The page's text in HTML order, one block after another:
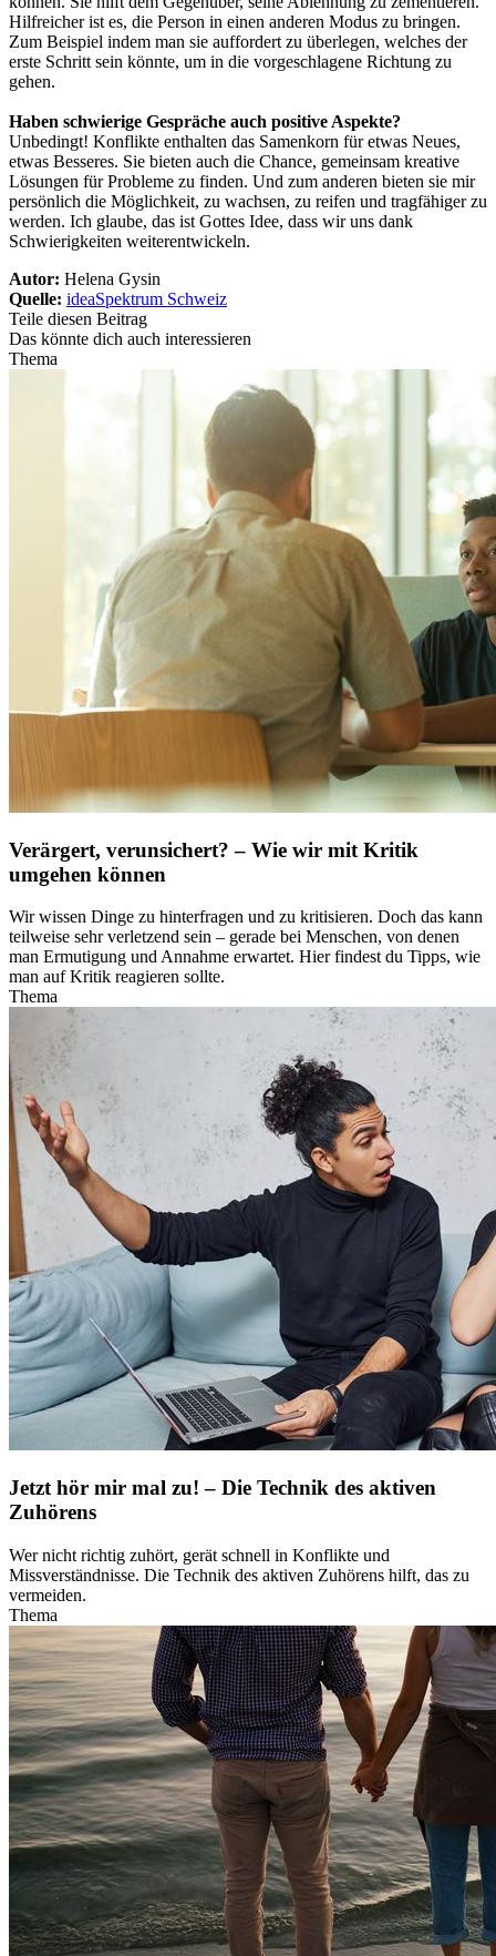
Hilfreicher ist es, die Person in einen anderen Modus zu bringen.
Zum Beispiel indem man sie auffordert zu überlegen, welches der
erste Schritt sein könnte, um in die vorgeschlagene Richtung zu
gehen.
Haben schwierige Gespräche auch positive Aspekte?
Unbedingt! Konflikte enthalten das Samenkorn für etwas Neues,
etwas Besseres. Sie bieten auch die Chance, gemeinsam kreative
Lösungen für Probleme zu finden. Und zum anderen bieten sie mir
persönlich die Möglichkeit, zu wachsen, zu reifen und tragfähiger zu
werden. Ich glaube, das ist Gottes Idee, dass wir uns dank
Schwierigkeiten weiterentwickeln.
Autor: Helena Gysin
Quelle: ideaSpektrum Schweiz
Teile diesen Beitrag
Das könnte dich auch interessieren
Thema
Verärgert, verunsichert? – Wie wir mit Kritik
umgehen können
Wir wissen Dinge zu hinterfragen und zu kritisieren. Doch das kann
teilweise sehr verletzend sein – gerade bei Menschen, von denen
man Ermutigung und Annahme erwartet. Hier findest du Tipps, wie
man auf Kritik reagieren sollte.
Thema
Jetzt hör mir mal zu! – Die Technik des aktiven
Zuhörens
Wer nicht richtig zuhört, gerät schnell in Konflikte und
Missverständnisse. Die Technik des aktiven Zuhörens hilft, das zu
vermeiden.
Thema